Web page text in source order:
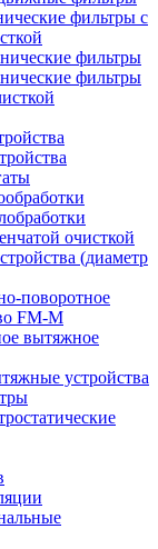
фильтры с
фильтры
фильтры
очисткой
(диаметр
поворотное
FM-M
вытяжное
устройства